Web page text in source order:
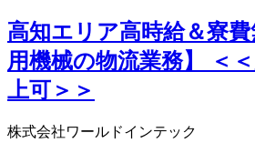
高知エリア高時給＆寮
用機械の物流業務】 ＜
上可＞＞
株式会社ワールドインテック